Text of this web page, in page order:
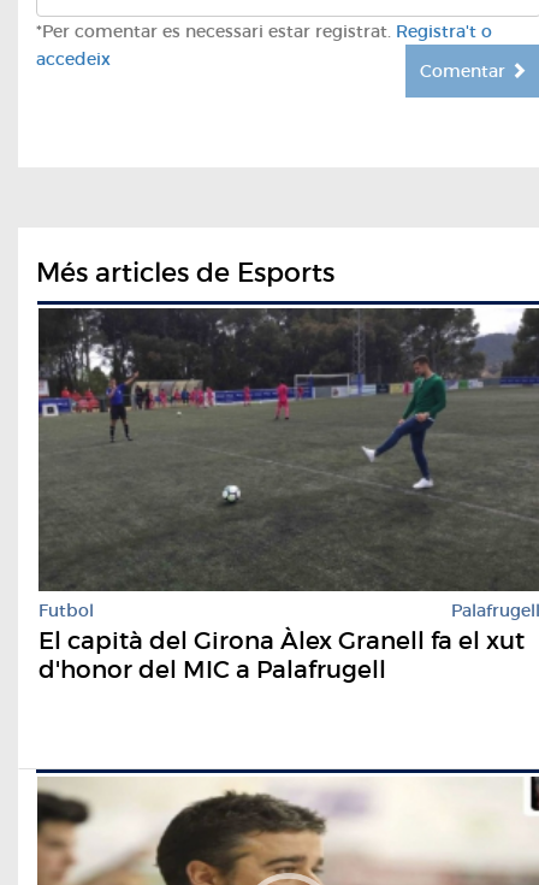
*Per comentar es necessari estar registrat. Registra't o
accedeix
Comentar
Més articles de Esports
Futbol Palafrugell
El capità del Girona Àlex Granell fa el xut
d'honor del MIC a Palafrugell